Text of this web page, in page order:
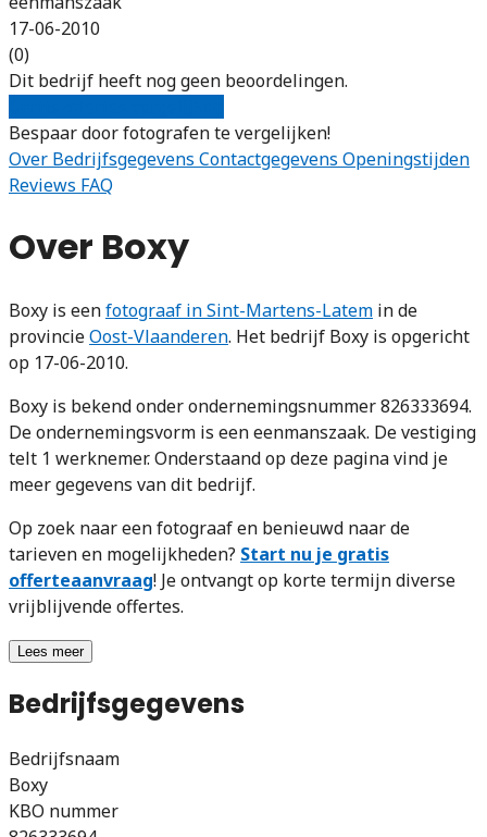
17-06-2010
(0)
Dit bedrijf heeft nog geen beoordelingen.
Bespaar door fotografen te vergelijken!
Over Bedrijfsgegevens Contactgegevens Openingstijden
Reviews FAQ
Over Boxy
Boxy is eenfotograaf in Sint-Martens-Latem in de
provincieOost-Vlaanderen. Het bedrijf Boxy is opgericht
op 17-06-2010.
Boxy is bekend onder ondernemingsnummer 826333694.
De ondernemingsvorm is een eenmanszaak. De vestiging
telt 1 werknemer. Onderstaand op deze pagina vind je
meer gegevens van dit bedrijf.
Op zoek naar een fotograaf en benieuwd naar de
tarieven en mogelijkheden? Start nu je gratis
offerteaanvraag! Je ontvangt op korte termijn diverse
vrijblijvende offertes.
Lees meer
Bedrijfsgegevens
Bedrijfsnaam
Boxy
KBO nummer